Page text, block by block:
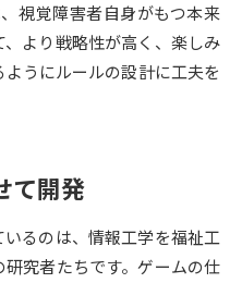
資料検索
受験スケジュールを立てよう
テレメール全国一斉進学調査
視覚障害者自身がもつ本来
より戦略性が高く、楽しみ
うにルールの設計に工夫を
て開発
るのは、情報工学を福祉工
究者たちです。ゲームの仕